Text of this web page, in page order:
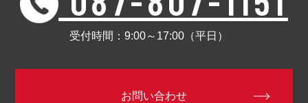
受付時間：9:00～17:00（平日）
お問い合わせ